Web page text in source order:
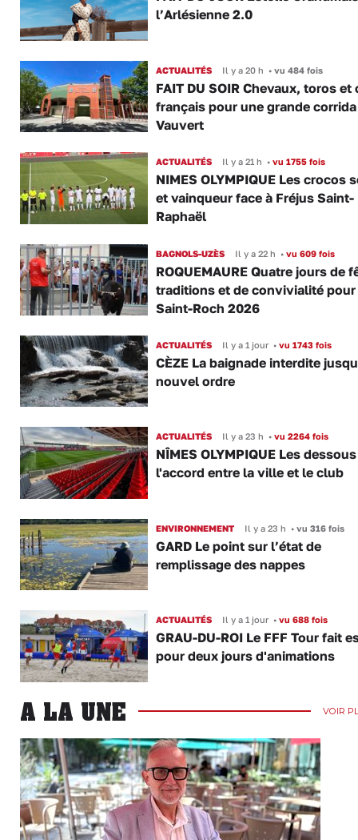
l’Arlésienne 2.0
ACTUALITÉS Il y a 20 h •vu 484 fois
FAIT DU SOIR Chevaux, toros et
français pour une grande corrida
Vauvert
ACTUALITÉS Il y a 21 h •vu 1755 fois
NIMES OLYMPIQUE Les crocos
et vainqueur face à Fréjus Saint-
Raphaël
BAGNOLS-UZÈS Il y a 22 h •vu 609 fois
ROQUEMAURE Quatre jours de
traditions et de convivialité pour
Saint-Roch 2026
ACTUALITÉS Il y a 1 jour •vu 1743 fois
CÈZE La baignade interdite
nouvel ordre
ACTUALITÉS Il y a 23 h •vu 2264 fois
NÎMES OLYMPIQUE Les
l'accord entre la ville et le club
ENVIRONNEMENT Il y a 23 h •vu 316 fois
GARD Le point sur l’état de
remplissage des nappes
ACTUALITÉS Il y a 1 jour •vu 688 fois
GRAU-DU-ROI Le FFF Tour fait
pour deux jours d'animations
A LA UNE VOIR